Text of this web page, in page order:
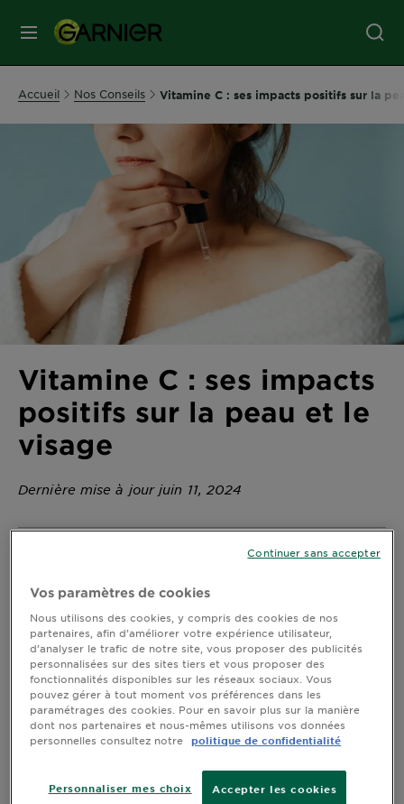
MENU
SOINS
CHEVEUX
COLORATION
SOLAIRE
SERVICES
DIAGNOSTICS
NOS
ENGAGEMENTS
de
l'ingrédient
Garnier x
Gisele
Bündchen
Notre
magazine
Accueil Nos Conseils Vitamine C : ses impacts positifs sur la
Vitamine C : ses impacts
positifs sur la peau et le
visage
Dernière mise à jour juin 11, 2024
L'acide ascorbique, plus communément appelé
rôle majeur dans la protection de la peau contre les
dommages oxydatifs causés par les radicaux libres,
l'exposition solaire et la pollution. En stimulant la
production de collagène, la vitamine C contribue à
améliorer l'élasticité et la fermeté de la peau,
réduisant ainsi les signes du vieillissement.
Quels sont les effets d’une
carence en vitamine C sur la
Vos paramètres de cookies
Nous utilisons des cookies, y compris des cookies de nos
partenaires, afin d’améliorer votre expérience utilisateur,
d’analyser le trafic de notre site, vous proposer des publicités
personnalisées sur des sites tiers et vous proposer des
fonctionnalités disponibles sur les réseaux sociaux. Vous
pouvez gérer à tout moment vos préférences dans les
paramétrages des cookies. Pour en savoir plus sur la manière
dont nos partenaires et nous-mêmes utilisons vos données
personnelles consultez notre
politique de confidentialité
Accepter les cookies
Personnaliser mes choix
Continuer sans accepter